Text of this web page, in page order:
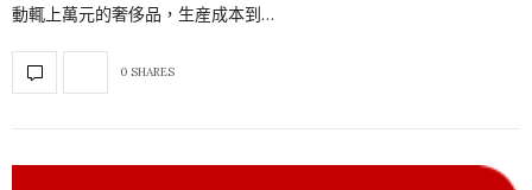
動輒上萬元的奢侈品，生産成本到…
0 SHARES